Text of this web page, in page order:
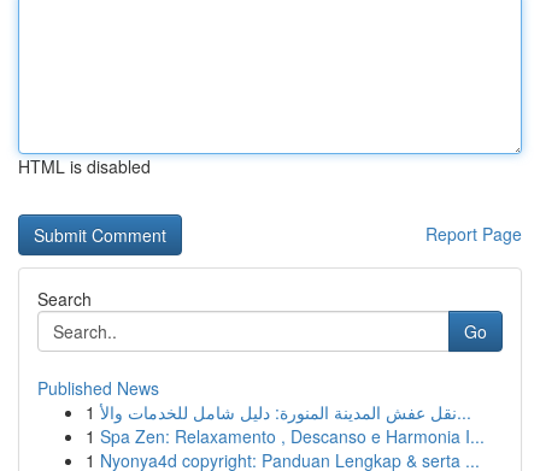
HTML is disabled
Report Page
Search
Go
Published News
1
نقل عفش المدينة المنورة: دليل شامل للخدمات والأ...
1 Spa Zen: Relaxamento , Descanso e Harmonia I...
1 Nyonya4d copyright: Panduan Lengkap & serta ...